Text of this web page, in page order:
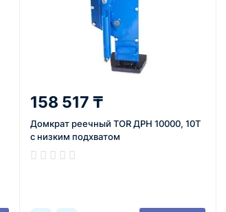
158 517 ₸
Домкрат реечный TOR ДРН 10000, 10Т
с низким подхватом